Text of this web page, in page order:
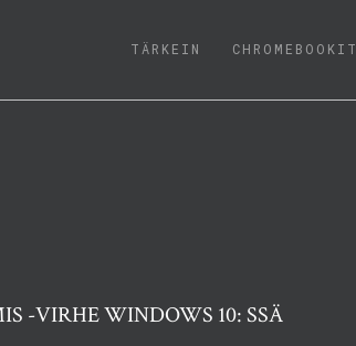
TÄRKEIN (CURRENT)
CHROMEBOOKIT
-VIRHE WINDOWS 10: SSÄ